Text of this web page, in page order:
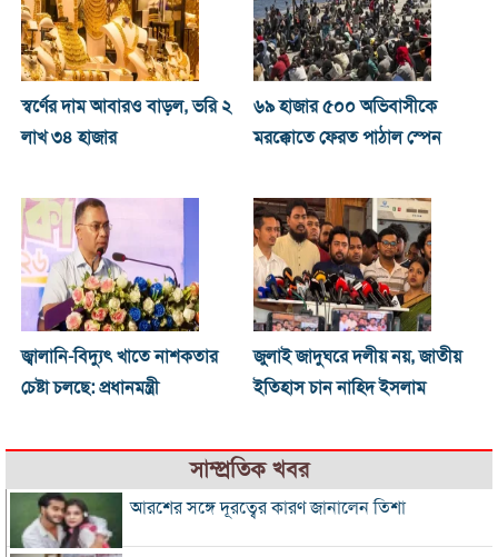
স্বর্ণের দাম আবারও বাড়ল, ভরি ২
লাখ ৩৪ হাজার
৬৯ হাজার ৫০০ অভিবাসীকে
মরক্কোতে ফেরত পাঠাল স্পেন
জ্বালানি-বিদ্যুৎ খাতে নাশকতার
চেষ্টা চলছে: প্রধানমন্ত্রী
জুলাই জাদুঘরে দলীয় নয়, জাতীয়
ইতিহাস চান নাহিদ ইসলাম
সাম্প্রতিক খবর
আরশের সঙ্গে দূরত্বের কারণ জানালেন তিশা